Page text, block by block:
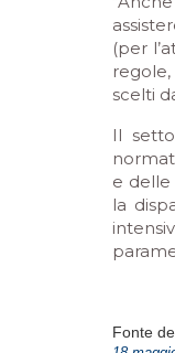
(per
scelti
Il
e delle
la
Fonte